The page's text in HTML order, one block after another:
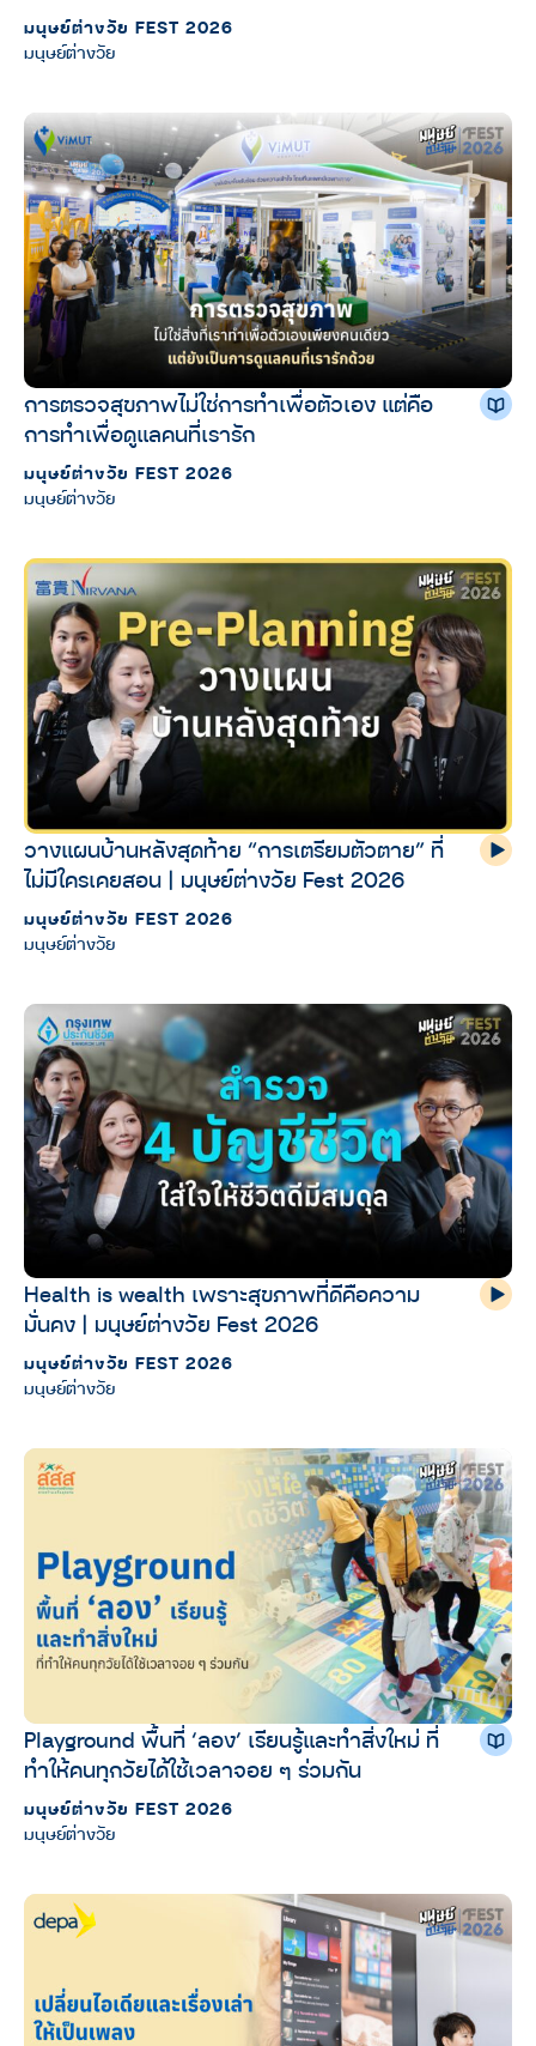
มนุษย์ต่างวัย FEST 2026
มนุษย์ต่างวัย
การตรวจสุขภาพไม่ใช่การทำเพื่อตัวเอง แต่คือ
การทำเพื่อดูแลคนที่เรารัก
มนุษย์ต่างวัย FEST 2026
มนุษย์ต่างวัย
วางแผนบ้านหลังสุดท้าย “การเตรียมตัวตาย” ที่
ไม่มีใครเคยสอน | มนุษย์ต่างวัย Fest 2026
มนุษย์ต่างวัย FEST 2026
มนุษย์ต่างวัย
Health is wealth เพราะสุขภาพที่ดีคือความ
มั่นคง | มนุษย์ต่างวัย Fest 2026
มนุษย์ต่างวัย FEST 2026
มนุษย์ต่างวัย
Playground พื้นที่ ‘ลอง’ เรียนรู้และทำสิ่งใหม่ ที่
ทำให้คนทุกวัยได้ใช้เวลาจอย ๆ ร่วมกัน
มนุษย์ต่างวัย FEST 2026
มนุษย์ต่างวัย